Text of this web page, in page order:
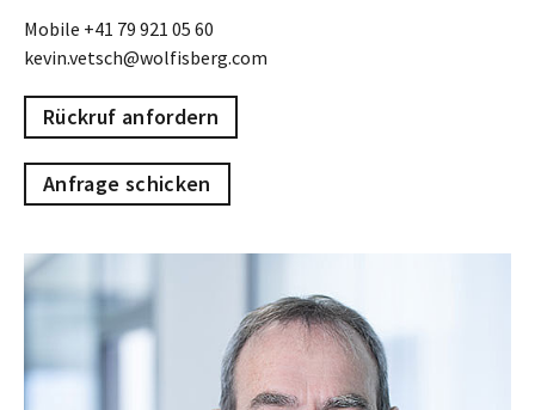
Mobile +41 79 921 05 60
kevin.vetsch@wolfisberg.com
Rückruf anfordern
Anfrage schicken